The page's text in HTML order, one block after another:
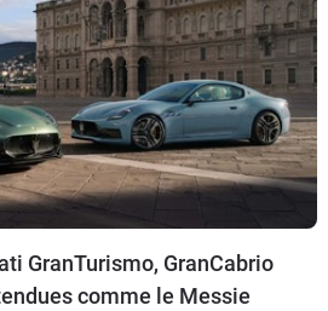
tricolores. Coulisses d’une
GranTurismo, GranCabrio
comme le Messie